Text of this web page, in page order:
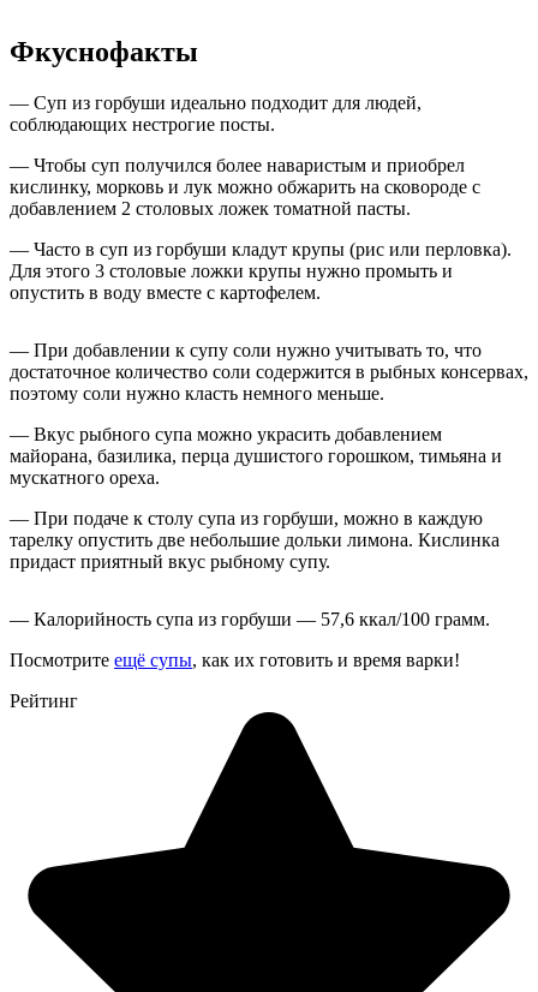
Фкуснофакты
— Суп из горбуши идеально подходит для людей,
соблюдающих нестрогие посты.
— Чтобы суп получился более наваристым и приобрел
кислинку, морковь и лук можно обжарить на сковороде с
добавлением 2 столовых ложек томатной пасты.
— Часто в суп из горбуши кладут крупы (рис или перловка).
Для этого 3 столовые ложки крупы нужно промыть и
опустить в воду вместе с картофелем.
— При добавлении к супу соли нужно учитывать то, что
достаточное количество соли содержится в рыбных консервах,
поэтому соли нужно класть немного меньше.
— Вкус рыбного супа можно украсить добавлением
майорана, базилика, перца душистого горошком, тимьяна и
мускатного ореха.
— При подаче к столу супа из горбуши, можно в каждую
тарелку опустить две небольшие дольки лимона. Кислинка
придаст приятный вкус рыбному супу.
— Калорийность супа из горбуши — 57,6 ккал/100 грамм.
Посмотрите ещё супы, как их готовить и время варки!
Рейтинг